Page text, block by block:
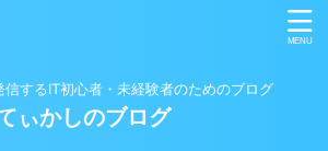
信するIT初心者・未経験者のためのブログ
ぃかしのブログ